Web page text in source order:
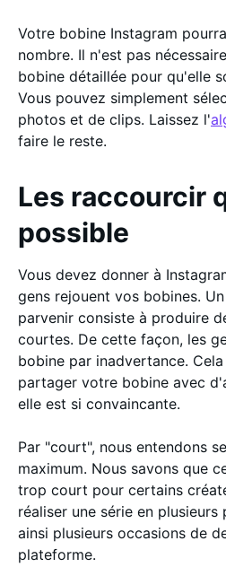
Votre bobine Instagram
nombre. Il n'est pas
bobine détaillée pour qu'elle
Vous pouvez simplement
photos et de clips. Laissez l'
faire le reste.
Les raccourcir
possible
Vous devez donner à
gens rejouent vos bobines.
parvenir consiste à produire
courtes. De cette façon, les
bobine par inadvertance.
partager votre bobine avec
elle est si convaincante.
Par "court", nous entendons
maximum. Nous savons que
trop court pour certains
réaliser une série en plusieurs
ainsi plusieurs occasions de
plateforme.